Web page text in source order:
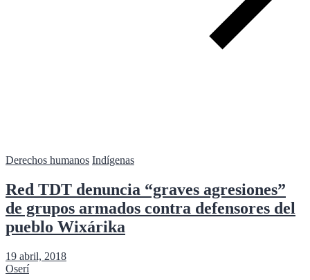
Derechos humanos Indígenas
Red TDT denuncia “graves agresiones”
de grupos armados contra defensores del
pueblo Wixárika
19 abril, 2018
Oserí